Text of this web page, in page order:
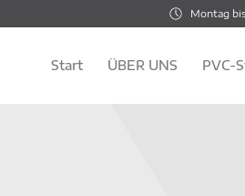
Montag
Start ÜBER UNS PVC-